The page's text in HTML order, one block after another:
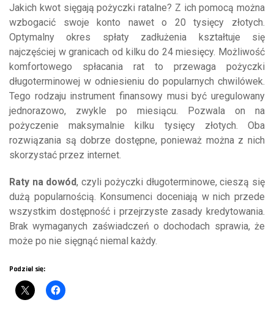
Jakich kwot sięgają pożyczki ratalne? Z ich pomocą można
wzbogacić swoje konto nawet o 20 tysięcy złotych.
Optymalny okres spłaty zadłużenia kształtuje się
najczęściej w granicach od kilku do 24 miesięcy. Możliwość
komfortowego spłacania rat to przewaga pożyczki
długoterminowej w odniesieniu do popularnych chwilówek.
Tego rodzaju instrument finansowy musi być uregulowany
jednorazowo, zwykle po miesiącu. Pozwala on na
pożyczenie maksymalnie kilku tysięcy złotych. Oba
rozwiązania są dobrze dostępne, ponieważ można z nich
skorzystać przez internet.
Raty na dowód, czyli pożyczki długoterminowe, cieszą się
dużą popularnością. Konsumenci doceniają w nich przede
wszystkim dostępność i przejrzyste zasady kredytowania.
Brak wymaganych zaświadczeń o dochodach sprawia, że
może po nie sięgnąć niemal każdy.
Podziel się: